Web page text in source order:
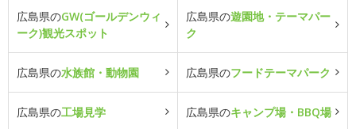
広島県のGW(ゴールデンウィ
ーク)観光スポット
広島県の遊園地・テーマパー
ク
広島県の水族館・動物園 広島県のフードテーマパーク
広島県の工場見学 広島県のキャンプ場・BBQ場